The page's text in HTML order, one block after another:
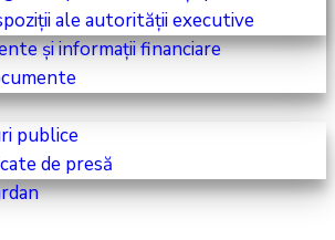
ale autorității executive
și informații financiare
publice
de presă